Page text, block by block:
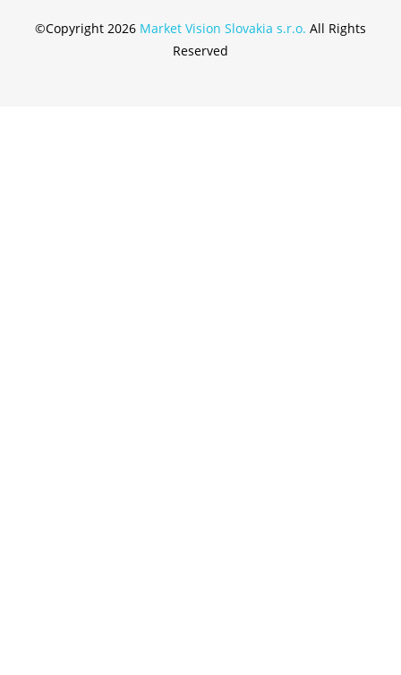
©Copyright 2026 Market Vision Slovakia s.r.o. All Rights
Reserved